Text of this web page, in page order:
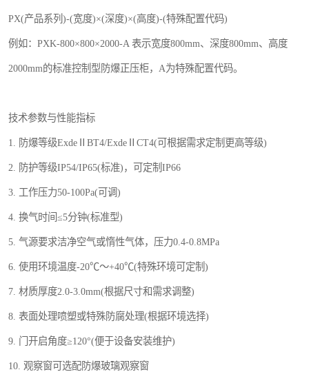
PX(产品系列)-(宽度)×(深度)×(高度)-(特殊配置代码)
例如：PXK-800×800×2000-A 表示宽度800mm、深度800mm、高度
2000mm的标准控制型防爆正压柜，A为特殊配置代码。
技术参数与性能指标
1. 防爆等级ExdeⅡBT4/ExdeⅡCT4(可根据需求定制更高等级)
2. 防护等级IP54/IP65(标准)，可定制IP66
3. 工作压力50-100Pa(可调)
4. 换气时间≤5分钟(标准型)
5. 气源要求洁净空气或惰性气体，压力0.4-0.8MPa
6. 使用环境温度-20℃～+40℃(特殊环境可定制)
7. 材质厚度2.0-3.0mm(根据尺寸和需求调整)
8. 表面处理喷塑或特殊防腐处理(根据环境选择)
9. 门开启角度≥120°(便于设备安装维护)
10. 观察窗可选配防爆玻璃观察窗